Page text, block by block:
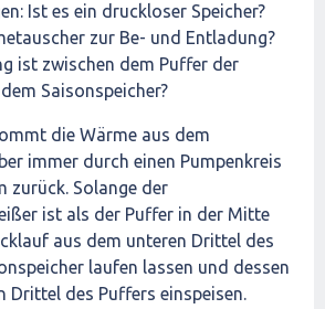
Ist es ein druckloser Speicher?
zur Be- und Entladung?
ist zwischen dem Puffer der
Saisonspeicher?
die Wärme aus dem
immer durch einen Pumpenkreis
zurück. Solange der
ist als der Puffer in der Mitte
aus dem unteren Drittel des
laufen lassen und dessen
Drittel des Puffers einspeisen.